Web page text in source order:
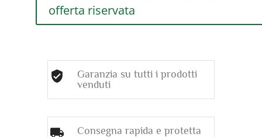
offerta riservata
Garanzia su tutti i prodotti
venduti
Consegna rapida e protetta